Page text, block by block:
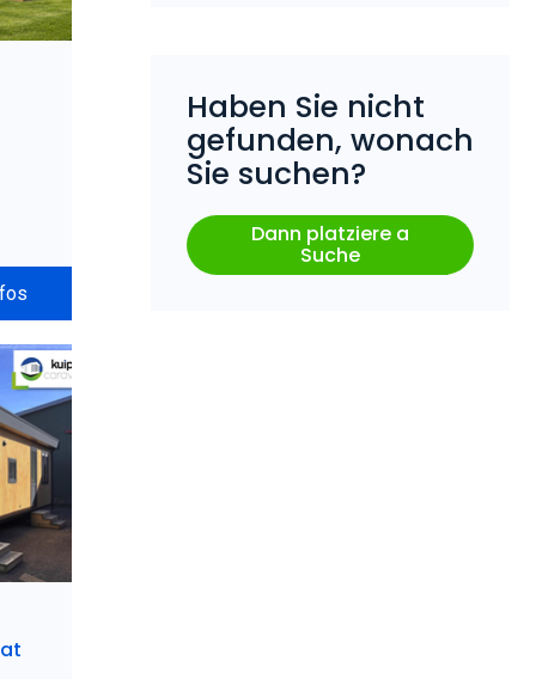
Haben Sie nicht
gefunden, wonach
Sie suchen?
Dann platziere a
Suche